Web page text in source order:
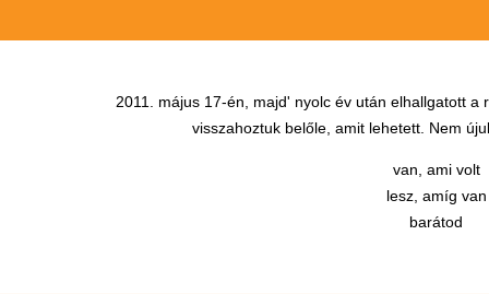
2011. május 17-én, majd' nyolc év után elhallgatott
visszahoztuk belőle, amit lehetett. Nem
van, ami volt
lesz, amíg van
barátod